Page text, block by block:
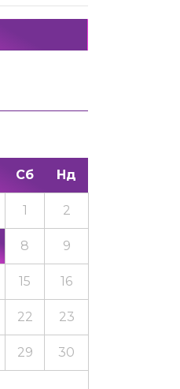
Сб Нд
1 2
8 9
15 16
22 23
29 30